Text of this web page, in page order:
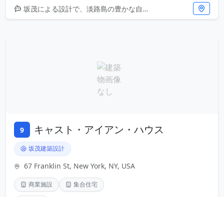
坂茂による設計で、淡路島の豊かな自然に溶け込む農家レストラン。地域の農産物を活かした食事空間として、2021年に完成しま
9 キャスト・アイアン・ハウス
坂茂建築設計
67 Franklin St, New York, NY, USA
商業施設 集合住宅